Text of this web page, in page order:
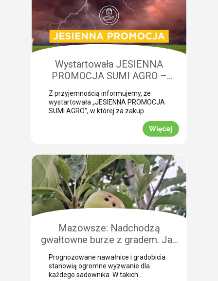
niedobory składników pokarmowych,
co opóźnia wykonanie właściwego
zabiegu. Nasza ekspertka Monika
Krzywak przeprowadziła lustrację w
powiecie gryfickim […]
Wystartowała JESIENNA
PROMOCJA SUMI AGRO –
zyskaj natychmiastowe rabaty!
Z przyjemnością informujemy, że
wystartowała „JESIENNA PROMOCJA
SUMI AGRO”, w której za zakup
uzyskać atrakcyjny rabat! Promocja
trwa od 1 lipca do 30 września 2026
prosty sposób obniżyć koszty
jesiennych zakupów. Wybierz swój
pakiet i odbierz rabat Mechanizm
promocji jest niezwykle prosty.
Wystarczy kupić jeden z […]
Więcej
Mazowsze: Nadchodzą
gwałtowne burze z gradem. Jak
skutecznie przeprowadzić
zabezpieczenie owoców po
gradobiciu?
Prognozowane nawałnice i gradobicia
stanowią ogromne wyzwanie dla
każdego sadownika. W takich